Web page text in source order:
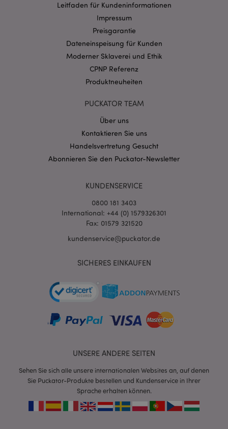
Leitfaden für Kundeninformationen
Impressum
Preisgarantie
Dateneinspeisung für Kunden
Moderner Sklaverei und Ethik
CPNP Referenz
Produktneuheiten
PUCKATOR TEAM
Über uns
Kontaktieren Sie uns
Handelsvertretung Gesucht
Abonnieren Sie den Puckator-Newsletter
KUNDENSERVICE
0800 181 3403
International: +44 (0) 1579326301
Fax: 01579 321520
kundenservice@puckator.de
SICHERES EINKAUFEN
UNSERE ANDERE SEITEN
Sehen Sie sich alle unsere internationalen Websites an, auf denen
Sie Puckator-Produkte bestellen und Kundenservice in Ihrer
Sprache erhalten können.
PHPSESSID
.www.puckator.de
mage-messages
Adobe Inc.
mage-cache-sessid
Datenschutzbestimmungen von Google